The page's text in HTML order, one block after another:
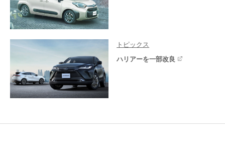
トピックス
ハリアーを一部改良